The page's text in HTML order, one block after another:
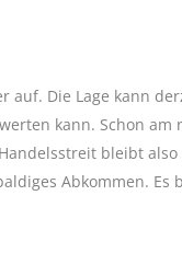
auf. Die Lage kann
kann. Schon am
bleibt
Abkommen. Es